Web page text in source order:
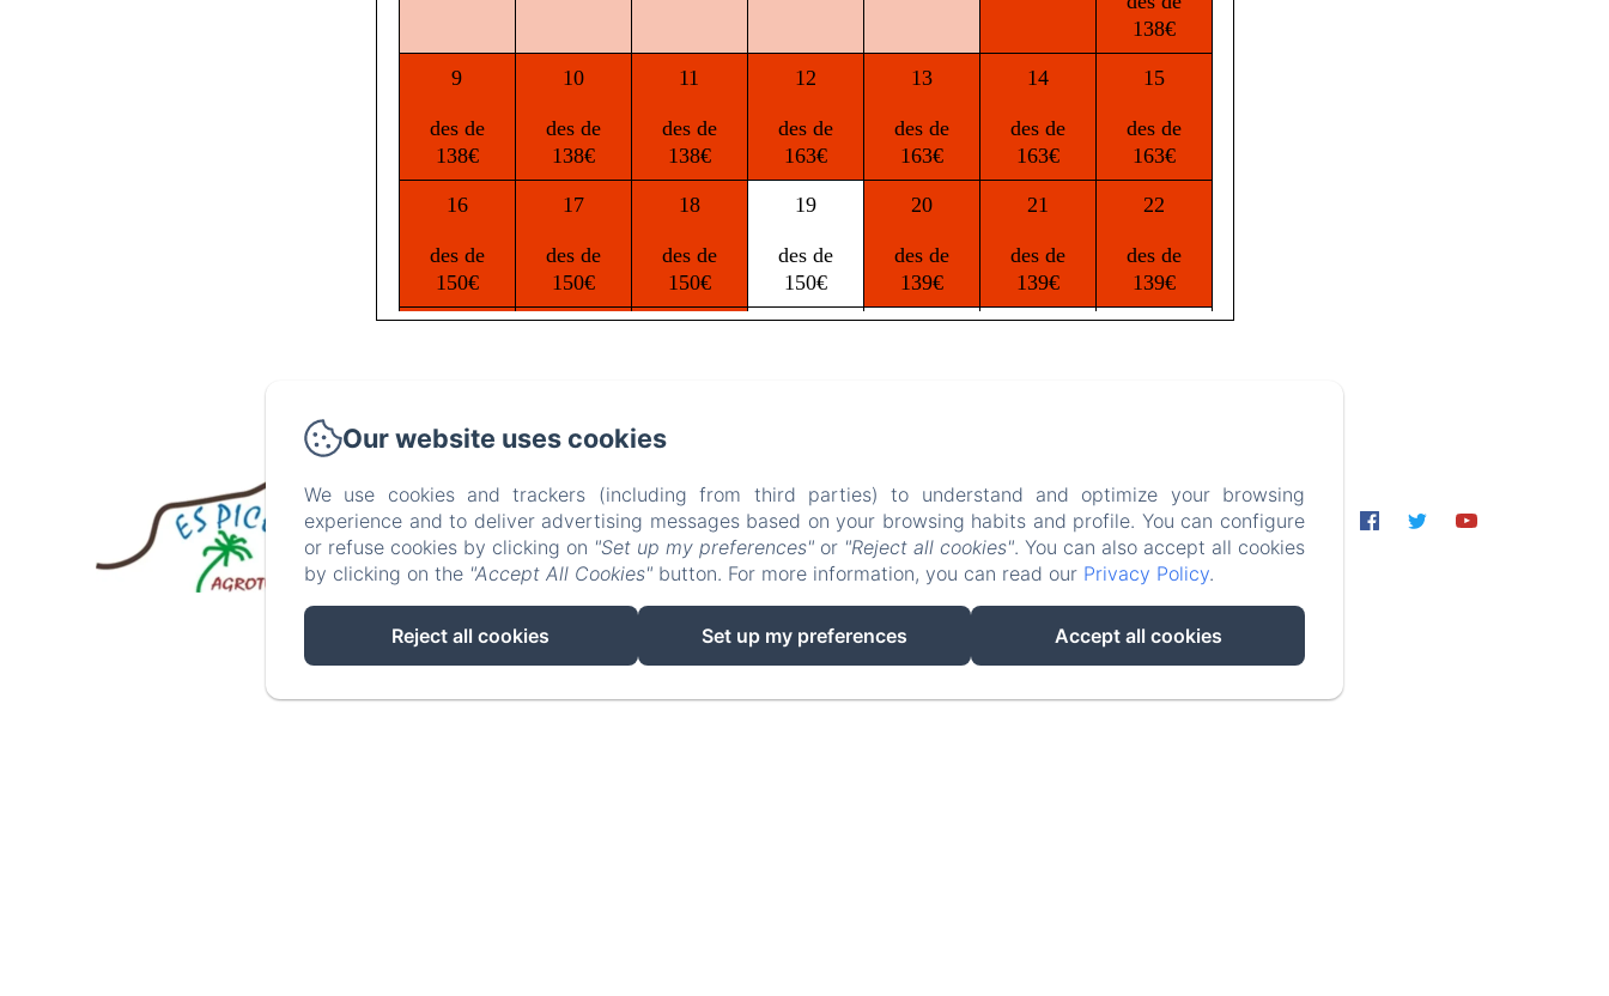
138€
9 10 11 12 13 14 15
des de
138€
des de
138€
des de
138€
des de
163€
des de
163€
des de
163€
des de
163€
16 17 18 19 20 21 22
des de
150€
des de
150€
des de
150€
des de
150€
des de
139€
des de
139€
des de
139€
des de
139€
des de
139€
des de
139€
des de
139€
des de
118€
des de
118€
des de
118€
Agroturisme Es Picot - Andreu Roig Sastre, Manacor
Inici Les habitacions Contacteu-nos Privacy Policy Legal Information
Cookies Information
Desenvolupat amb Amenitiz
Our website uses cookies
We use cookies and trackers (including from third parties) to understand and optimize your browsing
experience and to deliver advertising messages based on your browsing habits and profile. You can configure
or refuse cookies by clicking on "Set up my preferences" or "Reject all cookies". You can also accept all cookies
by clicking on the "Accept All Cookies" button. For more information, you can read our Privacy Policy.
Reject all cookies Set up my preferences Accept all cookies